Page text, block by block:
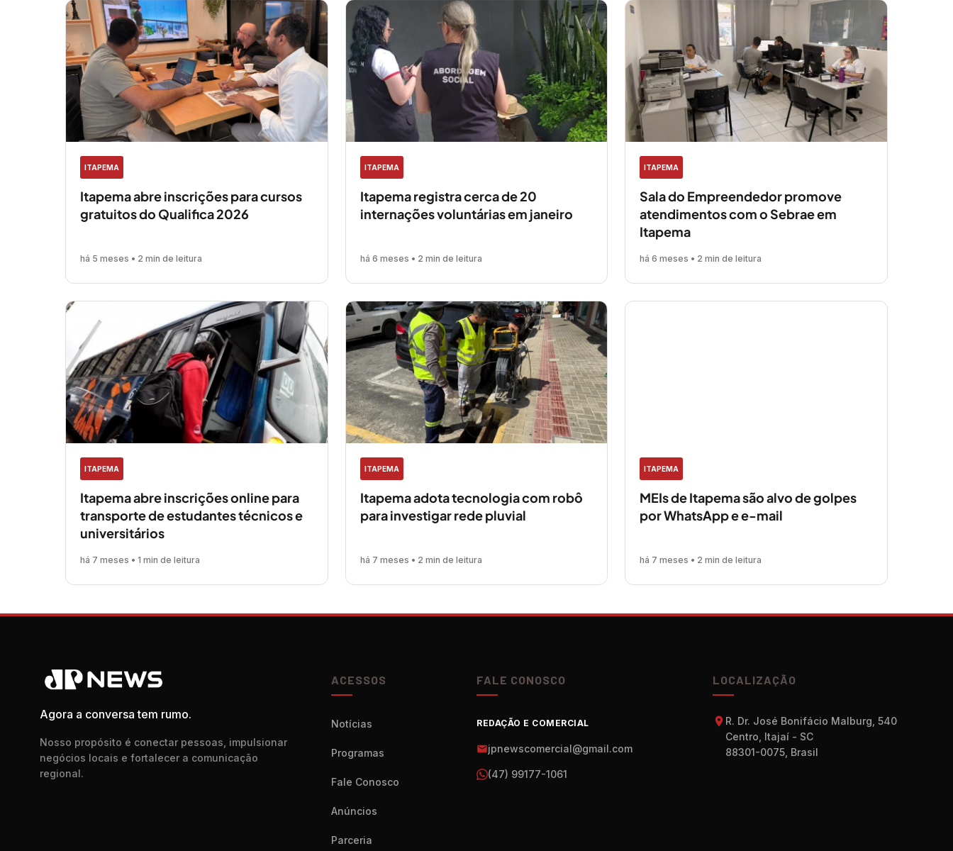
ITAPEMA
Itapema abre inscrições para cursos
gratuitos do Qualifica 2026
há 5 meses • 2 min de leitura
ITAPEMA
Itapema registra cerca de 20
internações voluntárias em janeiro
há 6 meses • 2 min de leitura
ITAPEMA
Sala do Empreendedor promove
atendimentos com o Sebrae em
Itapema
há 6 meses • 2 min de leitura
ITAPEMA
Itapema abre inscrições online para
transporte de estudantes técnicos e
universitários
há 7 meses • 1 min de leitura
ITAPEMA
Itapema adota tecnologia com robô
para investigar rede pluvial
há 7 meses • 2 min de leitura
ITAPEMA
MEIs de Itapema são alvo de golpes
por WhatsApp e e-mail
há 7 meses • 2 min de leitura
Agora a conversa tem rumo.
Nosso propósito é conectar pessoas, impulsionar
negócios locais e fortalecer a comunicação
regional.
ACESSOS
Notícias
Programas
Fale Conosco
Anúncios
Parceria
FALE CONOSCO
REDAÇÃO E COMERCIAL
jpnewscomercial@gmail.com
(47) 99177-1061
LOCALIZAÇÃO
R. Dr. José Bonifácio Malburg, 540
Centro, Itajaí - SC
88301-0075, Brasil